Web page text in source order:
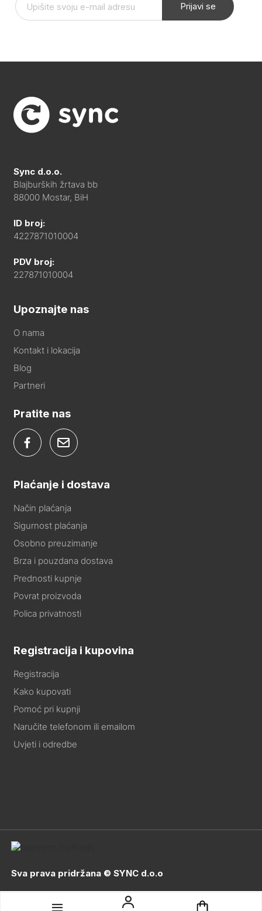
Prijavi se
Sync d.o.o.
Blajburških žrtava bb
88000 Mostar, BiH
ID broj:
4227871010004
PDV broj:
227871010004
Upoznajte nas
O nama
Kontakt i lokacija
Blog
Partneri
Pratite nas
Plaćanje i dostava
Način plaćanja
Sigurnost plaćanja
Osobno preuzimanje
Brza i pouzdana dostava
Prednosti kupnje
Povrat proizvoda
Polica privatnosti
Registracija i kupovina
Registracija
Kako kupovati
Pomoć pri kupnji
Naručite telefonom ili emailom
Uvjeti i odredbe
Sva prava pridržana © SYNC d.o.o